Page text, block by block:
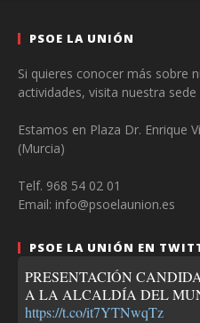
PSOE LA UNIÓN
Si quieres conocer más sobre
actividades, visita nuestra
Estamos en Plaza Dr. Enrique
(Murcia)
Telf. 968 54 02 01
Email: info@psoelaunion.es
PSOE LA UNIÓN EN
PRESENTACIÓN
A LA ALCALDÍA DEL
https://t.co/it7YTNwqTz